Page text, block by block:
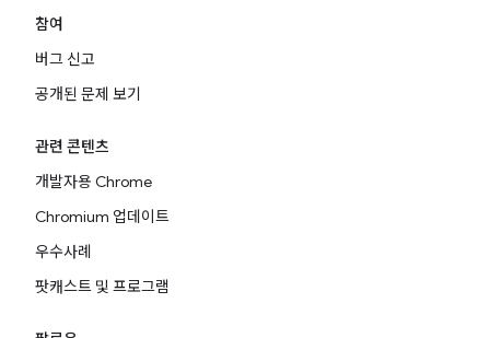
참여
버그 신고
공개된 문제 보기
관련 콘텐츠
개발자용 Chrome
Chromium 업데이트
우수사례
팟캐스트 및 프로그램